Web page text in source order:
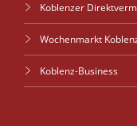
Koblenzer
Wochenmarkt
Koblenz-Business